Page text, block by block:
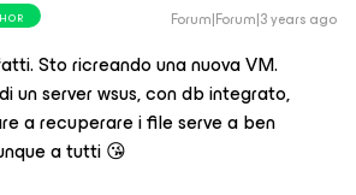
Forum|Forum|3 years ago
Sto ricreando una nuova VM.
un server wsus, con db integrato,
a recuperare i file serve a ben
a tutti 😘